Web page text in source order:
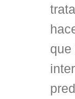
que